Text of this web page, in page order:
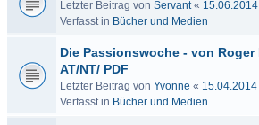
Letzter Beitrag von Servant«
Verfasst in Bücher und Medien
Die Passionswoche - von Roger
AT/NT/ PDF
Letzter Beitrag von Yvonne «
Verfasst in Bücher und Medien